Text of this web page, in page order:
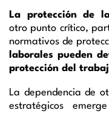
La protección de
otro punto crítico,
normativos de
laborales pueden
protección del
La dependencia de
estratégicos